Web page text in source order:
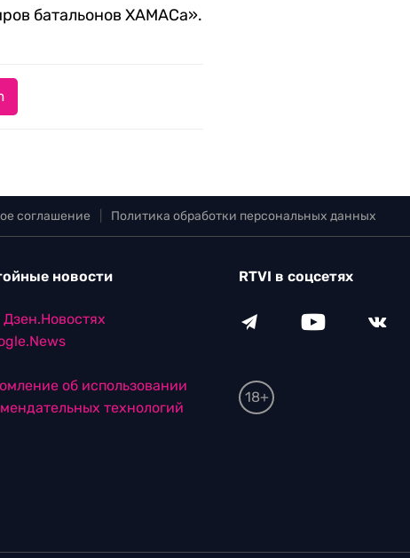
батальонов ХАМАСа».
соглашение Политика обработки персональных данных
новости
Дзен.Новостях
об использовании
технологий
RTVI в соцсетях
18+